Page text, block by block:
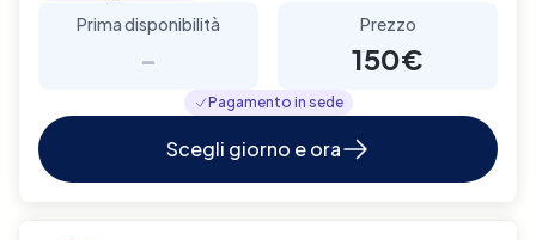
Prima disponibilità
-
Prezzo
150€
Pagamento in sede
Scegli giorno e ora